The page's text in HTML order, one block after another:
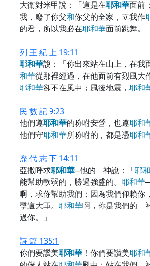
大衛對米甲說：「這是在耶和華面前；
我，廢了你父和你父的全家，立我作
的君，所以我必在耶和華面前跳舞。
列 王 紀 上 19:11
耶和華說：「你出來站在山上，在我
和華從那裡經過，在他面前有烈風大
耶和華卻不在風中；風後地震， 耶和
民 數 記 9:23
他們遵耶和華的吩咐安營，也遵耶和
他們守耶和華所吩咐的，都是憑耶和
歷 代 志 下 14:11
亞撒呼求耶和華─他的 神說：「耶和
能幫助軟弱的，勝過強盛的。 耶和華
啊，求你幫助我們；因為我們仰賴你
擊這大軍。 耶和華啊，你是我們的
過你。」
詩 篇 135:1
你們要讚美耶和華 ！你們要讚美耶和